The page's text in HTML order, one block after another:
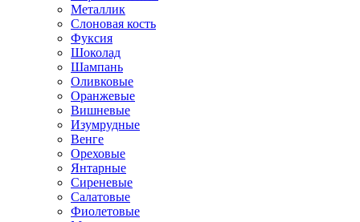
Металлик
Слоновая кость
Фуксия
Шоколад
Шампань
Оливковые
Оранжевые
Вишневые
Изумрудные
Венге
Ореховые
Янтарные
Сиреневые
Салатовые
Фиолетовые